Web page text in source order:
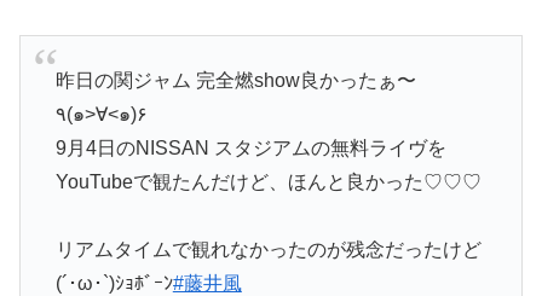
昨日の関ジャム 完全燃show良かったぁ〜
٩(๑>∀<๑)۶
9月4日のNISSAN スタジアムの無料ライヴを
YouTubeで観たんだけど、ほんと良かった♡♡♡
リアムタイムで観れなかったのが残念だったけど
(´･ω･`)ｼｮﾎﾞｰﾝ#藤井風